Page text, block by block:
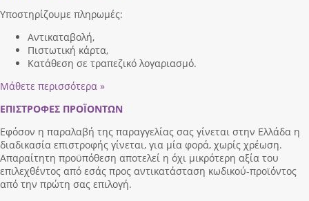
Υποστηρίζουμε πληρωμές:
Αντικαταβολή,
Πιστωτική κάρτα,
Κατάθεση σε τραπεζικό λογαριασμό.
Μάθετε περισσότερα »
ΕΠΙΣΤΡΟΦΕΣ ΠΡΟΪΟΝΤΩΝ
Εφόσον η παραλαβή της παραγγελίας σας γίνεται στην Ελλάδα η
διαδικασία επιστροφής γίνεται, για μία φορά, χωρίς χρέωση.
Απαραίτητη προϋπόθεση αποτελεί η όχι μικρότερη αξία του
επιλεχθέντος από εσάς προς αντικατάσταση κωδικού-προϊόντος
από την πρώτη σας επιλογή.